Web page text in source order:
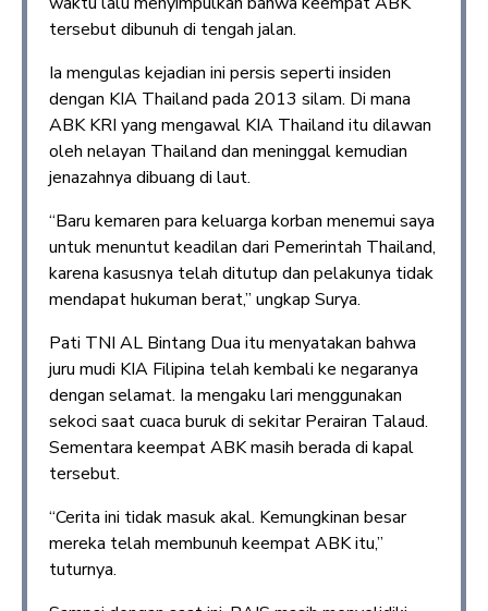
tersebut dibunuh di tengah jalan.
Ia mengulas kejadian ini persis seperti insiden
dengan KIA Thailand pada 2013 silam. Di mana
ABK KRI yang mengawal KIA Thailand itu dilawan
oleh nelayan Thailand dan meninggal kemudian
jenazahnya dibuang di laut.
“Baru kemaren para keluarga korban menemui saya
untuk menuntut keadilan dari Pemerintah Thailand,
karena kasusnya telah ditutup dan pelakunya tidak
mendapat hukuman berat,” ungkap Surya.
Pati TNI AL Bintang Dua itu menyatakan bahwa
juru mudi KIA Filipina telah kembali ke negaranya
dengan selamat. Ia mengaku lari menggunakan
sekoci saat cuaca buruk di sekitar Perairan Talaud.
Sementara keempat ABK masih berada di kapal
tersebut.
“Cerita ini tidak masuk akal. Kemungkinan besar
mereka telah membunuh keempat ABK itu,”
tuturnya.